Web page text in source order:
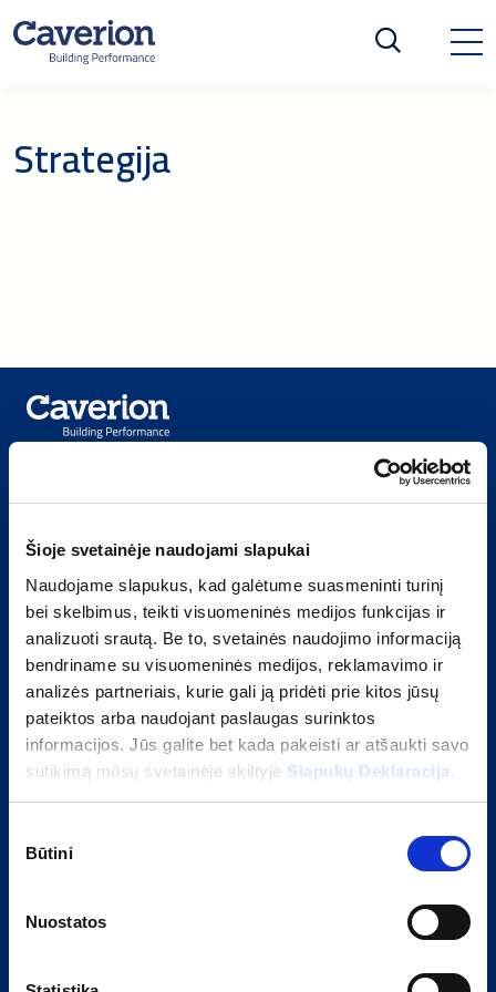
Šioje svetainėje naudojami slapukai
Naudojame slapukus, kad galėtume suasmeninti turinį
bei skelbimus, teikti visuomeninės medijos funkcijas ir
analizuoti srautą. Be to, svetainės naudojimo informaciją
bendriname su visuomeninės medijos, reklamavimo ir
analizės partneriais, kurie gali ją pridėti prie kitos jūsų
pateiktos arba naudojant paslaugas surinktos
informacijos. Jūs galite bet kada pakeisti ar atšaukti savo
sutikimą mūsų svetainėje skiltyje Slapukų Deklaracija.
pasirinkimas
Būtini
Nuostatos
Strategija
Paslaugos
Statyba ir inžinerija
Sistemų priežiūra
Išmanūs sprendiniai
Ilgalaikė partnerystė
Tvarus verslas
Kaip „Caverion“ suinteresuotosioms šalims
Tvari veikla